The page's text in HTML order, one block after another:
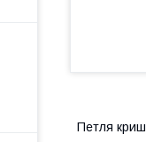
Петля